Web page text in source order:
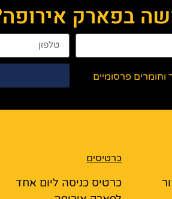
בפארק
פרסומיים
כרטיסים
כרטיס כניסה ליום אחד